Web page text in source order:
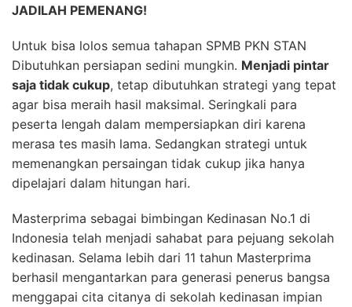
JADILAH PEMENANG!
Untuk bisa lolos semua tahapan SPMB PKN STAN
Dibutuhkan persiapan sedini mungkin. Menjadi pintar
saja tidak cukup, tetap dibutuhkan strategi yang tepat
agar bisa meraih hasil maksimal. Seringkali para
peserta lengah dalam mempersiapkan diri karena
merasa tes masih lama. Sedangkan strategi untuk
memenangkan persaingan tidak cukup jika hanya
dipelajari dalam hitungan hari.
Masterprima sebagai bimbingan Kedinasan No.1 di
Indonesia telah menjadi sahabat para pejuang sekolah
kedinasan. Selama lebih dari 11 tahun Masterprima
berhasil mengantarkan para generasi penerus bangsa
menggapai cita citanya di sekolah kedinasan impian